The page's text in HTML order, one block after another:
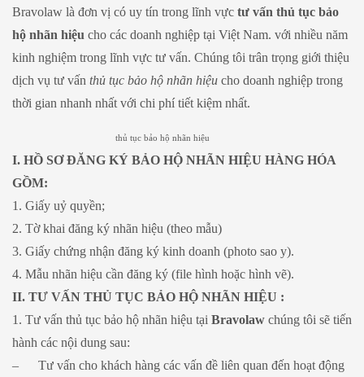
Bravolaw là đơn vị có uy tín trong lĩnh vực tư vấn thủ tục bảo
hộ nhãn hiệu cho các doanh nghiệp tại Việt Nam. với nhiều năm
kinh nghiệm trong lĩnh vực tư vấn. Chúng tôi trân trọng giới thiệu
dịch vụ tư vấn thủ tục bảo hộ nhãn hiệu cho doanh nghiệp trong
thời gian nhanh nhất với chi phí tiết kiệm nhất.
thủ tục bảo hộ nhãn hiệu
I. HỒ SƠ ĐĂNG KÝ BẢO HỘ NHÃN HIỆU HÀNG HÓA
GỒM:
1. Giấy uỷ quyền;
2. Tờ khai đăng ký nhãn hiệu (theo mẫu)
3. Giấy chứng nhận đăng ký kinh doanh (photo sao y).
4. Mẫu nhãn hiệu cần đăng ký (file hình hoặc hình vẽ).
II. TƯ VẤN THỦ TỤC BẢO HỘ NHÃN HIỆU :
1. Tư vấn thủ tục bảo hộ nhãn hiệu tại Bravolaw chúng tôi sẽ tiến
hành các nội dung sau:
– Tư vấn cho khách hàng các vấn đề liên quan đến hoạt động